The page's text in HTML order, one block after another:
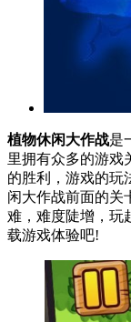
植物休闲大作战是
里拥有众多的游戏
的胜利，游戏的玩
闲大作战前面的关
难，难度陡增，玩
载游戏体验吧!